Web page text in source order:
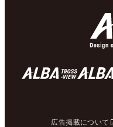
広告掲載について